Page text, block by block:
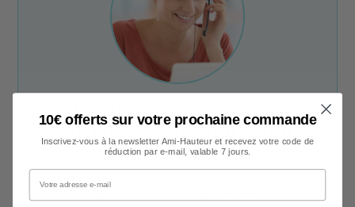
Nos conseillers sont à votre
écoute !
Notre service client est à votre disposition
du lundi au vendredi de 9h00 à 17h00par
10€ offerts sur votre prochaine commande
Inscrivez-vous à la newsletter Ami-Hauteur et recevez votre code de
réduction par e-mail, valable 7 jours.
Votre adresse e-mail